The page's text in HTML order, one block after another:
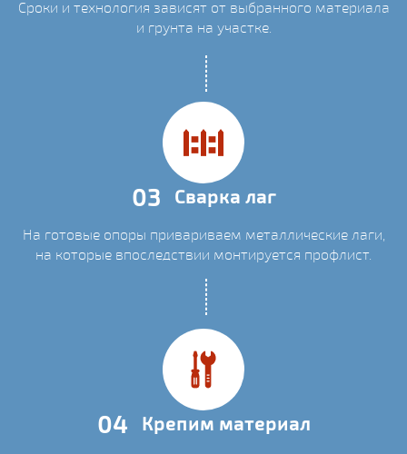
Сроки и технология зависят от выбранного материала
и грунта на участке.
03 Сварка лаг
На готовые опоры привариваем металлические лаги,
на которые впоследствии монтируется профлист.
04 Крепим материал